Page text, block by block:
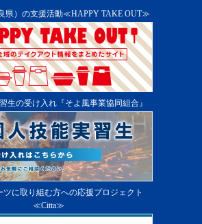
に中断することがあります。
の保守又は工事のため、やむ
に障害が発生し、やむを得な
業者又はその他の電気通信事
気通信役務に起因して電気通
不能になった場合
術上当社がサービスの一時
した場合 ２．当システムの
員又は第三者からの損害賠償
とします。
供の終了
の上、会員に対する本サービ
一部を終了することができる
県）の支援活動≪HAPPY TAKE OUT≫
生の受け入れ『そよ風事業協同組合』
ツに取り組む方への応援プロジェクト
≪Citta≫